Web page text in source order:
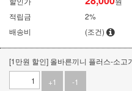
적립금
2%
배송비
(조건)
[1만원 할인] 올바른끼니 플러스-소고
+1
-1